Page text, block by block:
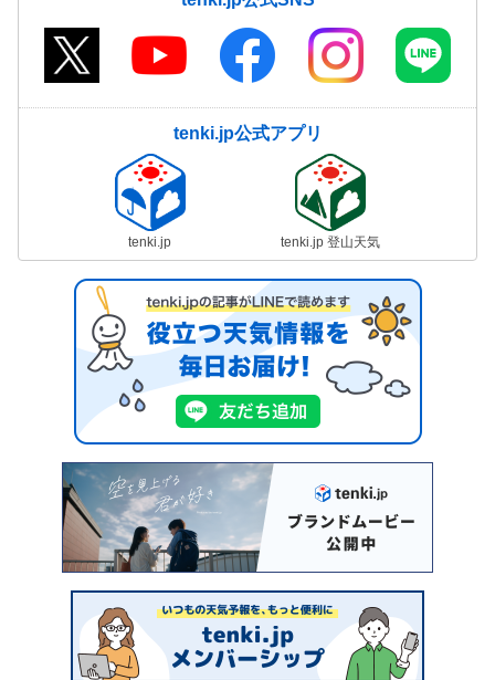
tenki.jp公式アプリ
tenki.jp tenki.jp 登山天気